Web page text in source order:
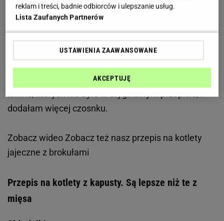
miałam ochoty na mięso, więc zaczęłam
przeczesywaćprzepisy wegetariańskie
zatrzymałam się właśnie przy tych kotletach.
Wystarczy bowiem wymieszać kilka składników,
według własnych upodobań, ja np. użyłam oregano i
dodałam więcej czosnku.
Zobacz wideo Zobacz też nasz przepis na kotlety
jajeczne z brokułami
Przepis na kotlety z kapusty. Są lepsze niż te z
mięsa
reklam i treści, badnie odbiorców i ulepszanie usług.
Lista Zaufanych Partnerów
USTAWIENIA ZAAWANSOWANE
AKCEPTUJĘ